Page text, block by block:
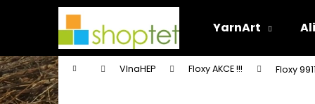
YarnArt
Domů VlnaHEP Floxy AKCE !!! Floxy 9911
P
í
k
Zpět
do
obchodu
Zpět
do
obchodu